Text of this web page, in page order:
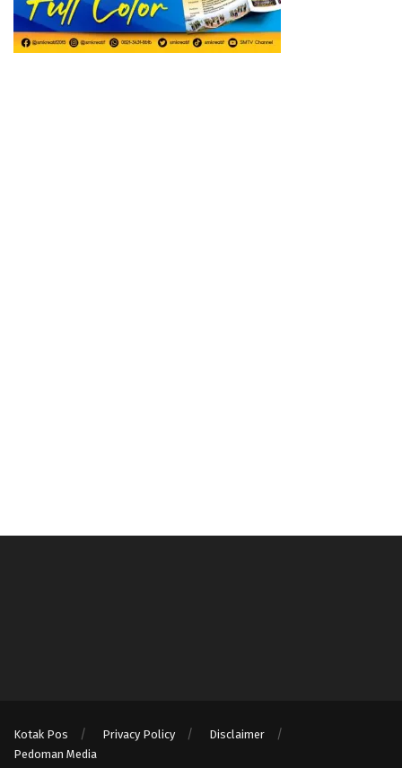
Kotak Pos Privacy Policy
Disclaimer
Pedoman Media